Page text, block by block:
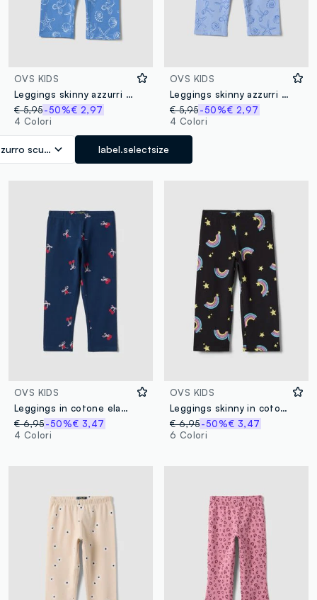
OVS KIDS
Leggings skinny azzurri in cotone elasticizzato da bambina con stampe
€ 5,95-50%€ 2,97
4 Colori
scuro label.selectsize
OVS KIDS
Leggings skinny azzurri in cotone elasticizzato da bambina con stampe
€ 5,95-50%€ 2,97
4 Colori
OVS KIDS
Leggings in cotone elasticizzato blu da bambina slim fit con disegni
€ 6,95-50%€ 3,47
4 Colori
OVS KIDS
Leggings skinny in cotone biologico elasticizzato neri da bambina
€ 6,95-50%€ 3,47
6 Colori